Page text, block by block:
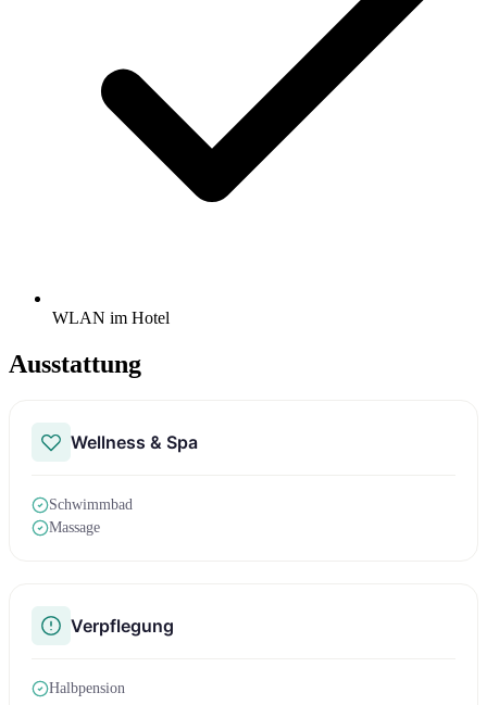
WLAN im Hotel
Ausstattung
Wellness & Spa
Schwimmbad
Massage
Verpflegung
Halbpension